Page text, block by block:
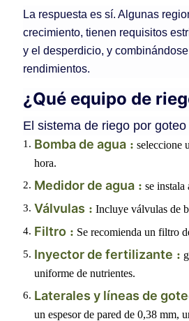
La respuesta es sí. Algunas
crecimiento, tienen requisitos
y el desperdicio, y
rendimientos.
¿Qué equipo de
El sistema de riego por
Bomba de agua: seleccione
hora.
Medidor de agua: se
Válvulas : Incluye válvulas de
Filtro: Se recomienda un filtro
Inyector de fertilizante :
uniforme de nutrientes.
Laterales y líneas de
un espesor de pared de 0,38 mm,